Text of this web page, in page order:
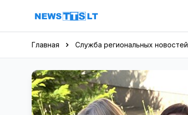
Перейти к содержимому
Главная Служба региональных новостей